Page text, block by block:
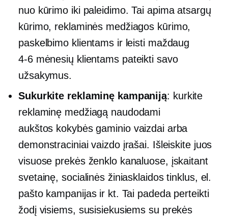
nuo kūrimo iki paleidimo. Tai apima atsargų
kūrimo, reklaminės medžiagos kūrimo,
paskelbimo klientams ir leisti maždaug
4-6mėnesių klientams pateikti savo
užsakymus.
Sukurkite reklaminę kampaniją: kurkite
reklaminę medžiagą naudodami
aukštos kokybėsgaminio vaizdai arba
demonstraciniai vaizdo įrašai. Išleiskite juos
visuose prekės ženklo kanaluose, įskaitant
svetainę, socialinės žiniasklaidos tinklus, el.
pašto kampanijas ir kt. Tai padeda perteikti
žodį visiems, susisiekusiems su prekės